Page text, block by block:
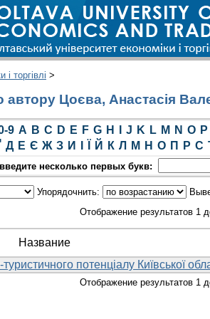
торгівлі >
Цоєва, Анастасія
9 A B C D E F G H J K L M N O P
Д Е Є Ж З И Й К Л М Н О П Р С
несколько первых букв:
Упорядочнить:
Отображение результатов 1
Название
потенціалу Київської
Отображение результатов 1